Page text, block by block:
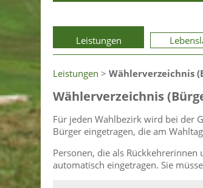
Leistungen
Leistungen > Wählerverzeichnis
Wählerverzeichnis
Für jeden Wahlbezirk wird bei der
Bürger eingetragen, die am
Personen, die als
automatisch eingetragen. Sie